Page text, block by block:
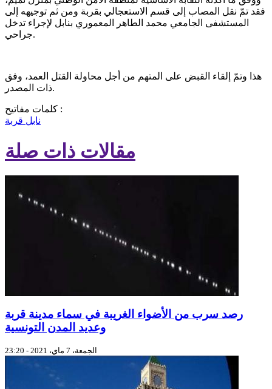
فقد تمّ نقل المصاب إلى قسم الاستعجالي بقربة ومن ثم توجيهه إلى
المستشفى الجامعي محمد الطاهر المعموري بنابل لإجراء تدخل
جراحي.
هذا وتمّ إلقاء القبض على المتهم من أجل محاولة القتل العمد، وفق
ذات المصدر.
كلمات مفاتيح :
نابل قربة
مقالات ذات صلة
رصد سرب من الأضواء الغريبة في سماء مدينة قربة
وعديد المدن التونسية
الجمعة، 7 ماي، 2021 - 23:20